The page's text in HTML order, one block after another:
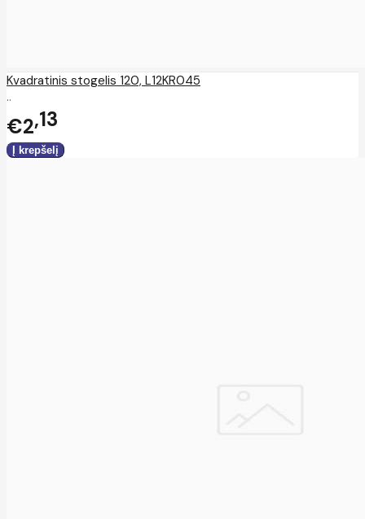
Kvadratinis stogelis 120, L12KR045
..
€2 13